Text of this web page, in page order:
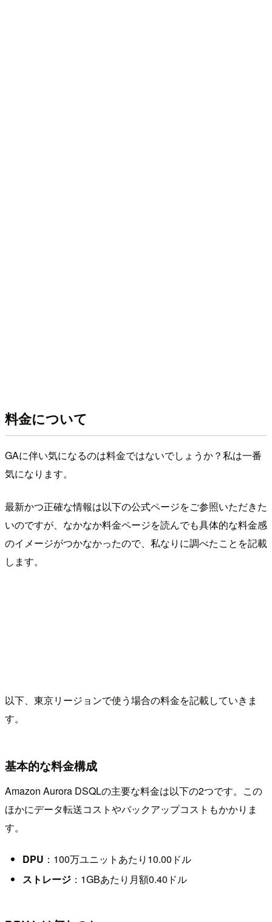
料金について
GAに伴い気になるのは料金ではないでしょうか？私は一番
気になります。
最新かつ正確な情報は以下の公式ページをご参照いただきた
いのですが、なかなか料金ページを読んでも具体的な料金感
のイメージがつかなかったので、私なりに調べたことを記載
します。
以下、東京リージョンで使う場合の料金を記載していきま
す。
基本的な料金構成
Amazon Aurora DSQLの主要な料金は以下の2つです。この
ほかにデータ転送コストやバックアップコストもかかりま
す。
DPU ：100万ユニットあたり10.00ドル
ストレージ：1GBあたり月額0.40ドル